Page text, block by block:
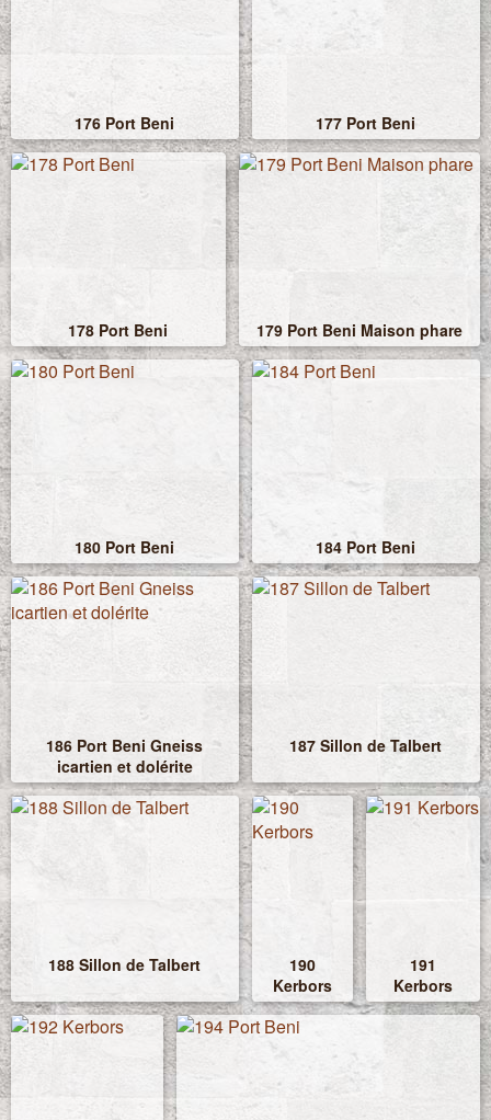
176 Port Beni 177 Port Beni
178 Port Beni 179 Port Beni Maison phare
180 Port Beni 184 Port Beni
186 Port Beni Gneiss
icartien et dolérite
187 Sillon de Talbert
188 Sillon de Talbert
190
Kerbors
191
Kerbors